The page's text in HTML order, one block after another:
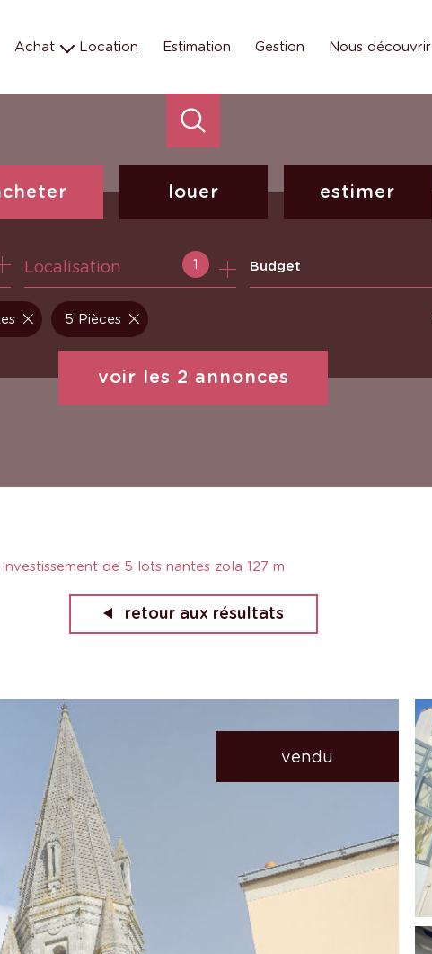
Achat
neufs
Location Estimation Gestion Nous découvrir
de l'ancien
louer
à l'année
estimer
1
Localisation Budget
voir les 2 annonces
5 Pièces
de 5 lots nantes zola 127 m
retour aux résultats
vendu